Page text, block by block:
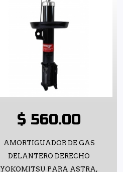
$ 560.00
AMORTIGUADOR DE GAS
DELANTERO DERECHO
YOKOMITSU PARA ASTRA,